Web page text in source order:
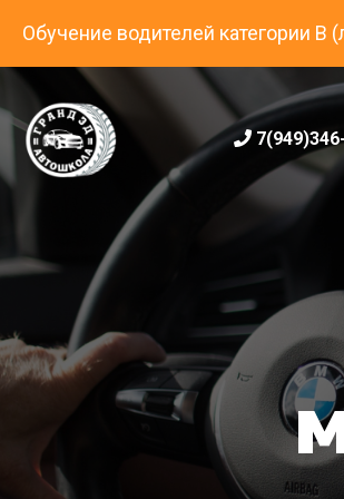
Обучение водителей категории B